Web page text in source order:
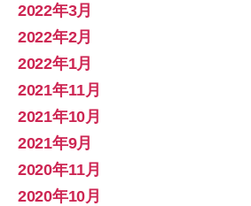
2022年3月
2022年2月
2022年1月
2021年11月
2021年10月
2021年9月
2020年11月
2020年10月